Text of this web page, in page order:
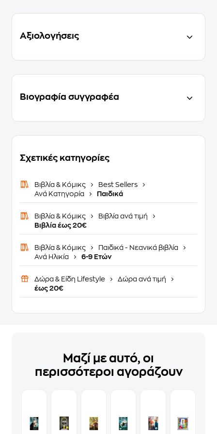
Αξιολογήσεις
Βιογραφία συγγραφέα
Σχετικές κατηγορίες
Βιβλία & Κόμικς
Best Sellers
Ανά Κατηγορία
Παιδικά
Βιβλία & Κόμικς
Βιβλία ανά τιμή
Βιβλία έως 20€
Βιβλία & Κόμικς
Παιδικά - Νεανικά βιβλία
Ανά Ηλικία
6-9 Ετών
Δώρα & Είδη Lifestyle
Δώρα ανά τιμή
έως 20€
Μαζί με αυτό, οι
περισσότεροι αγοράζουν